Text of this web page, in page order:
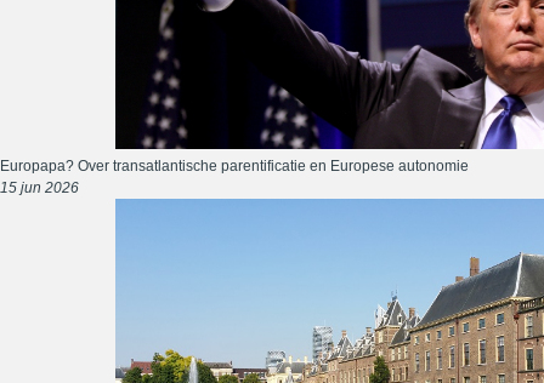
Europapa? Over transatlantische parentificatie en Europese autonomie
15 jun 2026